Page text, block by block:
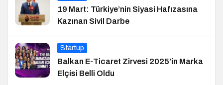
19 Mart: Türkiye’nin Siyasi Hafızasına
Kazınan Sivil Darbe
Startup
Balkan E-Ticaret Zirvesi 2025’in Marka
Elçisi Belli Oldu